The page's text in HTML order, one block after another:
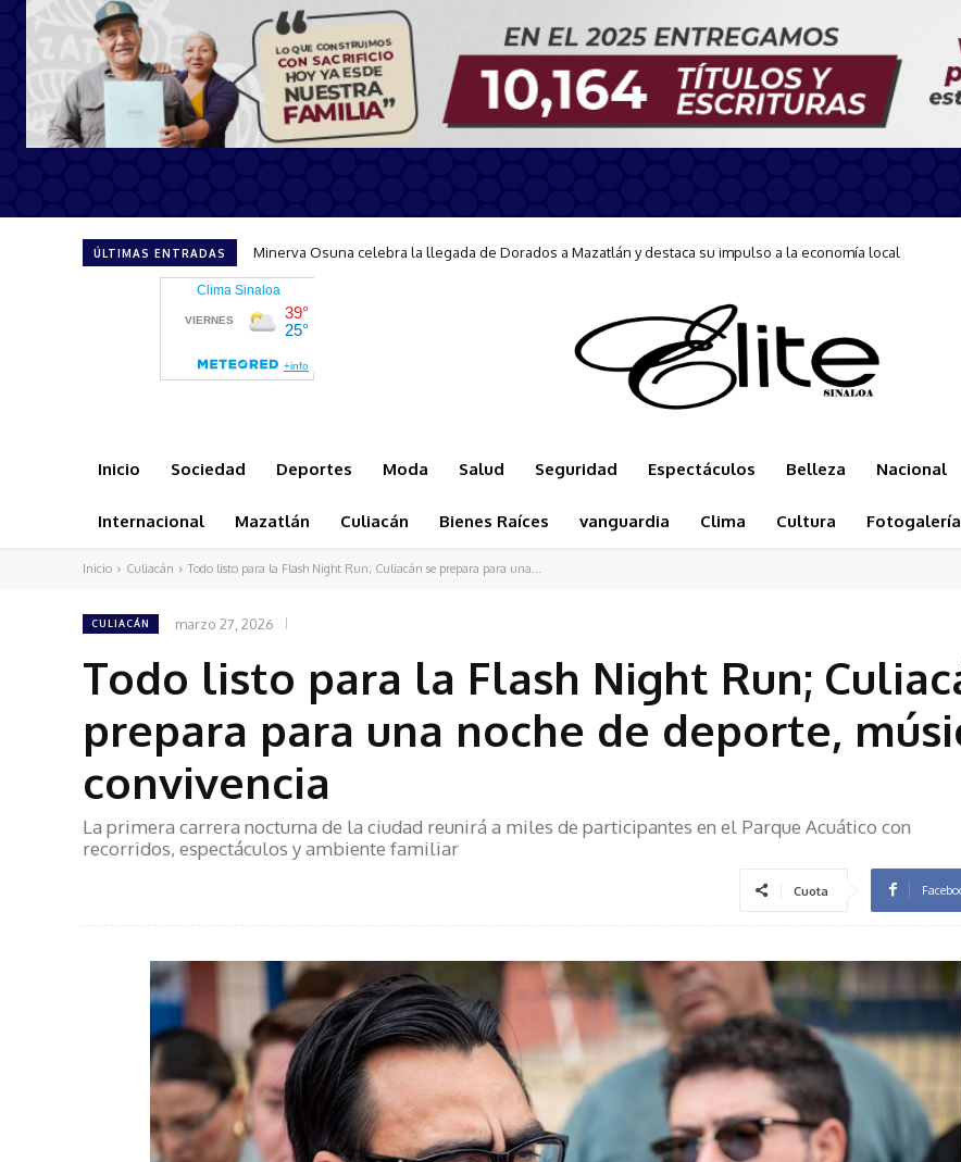
ÚLTIMAS ENTRADAS Mazatlán será sede de la tercera edición de la Carrera Conecta-Te 2026
Inicio Sociedad Deportes Moda Salud Seguridad Espectáculos Belleza Nacional
Internacional Mazatlán Culiacán Bienes Raíces vanguardia Clima Cultura Fotogalería
Inicio Culiacán Todo listo para la Flash Night Run; Culiacán se prepara para una...
CULIACÁN marzo 27, 2026
Todo listo para la Flash Night Run;
prepara para una noche de deporte,
convivencia
La primera carrera nocturna de la ciudad reunirá a miles de participantes en el Parque Acuático con
recorridos, espectáculos y ambiente familiar
Cuota